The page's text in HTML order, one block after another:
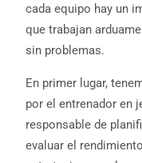
cada equipo hay un
que trabajan
sin problemas.
En primer lugar,
por el entrenador en
responsable de
evaluar el